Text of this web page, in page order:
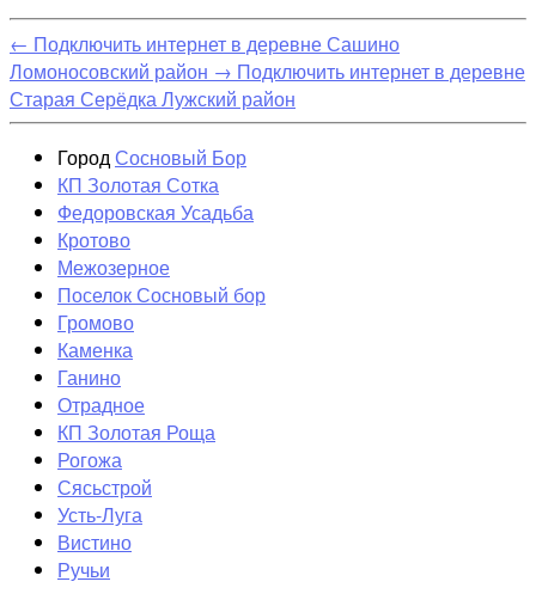
← Подключить интернет в деревне Сашино
Ломоносовский район → Подключить интернет в деревне
Старая Серёдка Лужский район
ГородСосновый Бор
КП Золотая Сотка
Федоровская Усадьба
Кротово
Межозерное
Поселок Сосновый бор
Громово
Каменка
Ганино
Отрадное
КП Золотая Роща
Рогожа
Сясьстрой
Усть-Луга
Вистино
Ручьи